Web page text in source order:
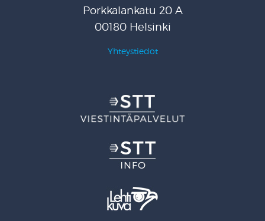
Porkkalankatu 20 A
00180 Helsinki
Yhteystiedot